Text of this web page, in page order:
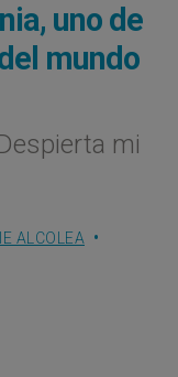
uno de
mundo
mi
ALCOLEA